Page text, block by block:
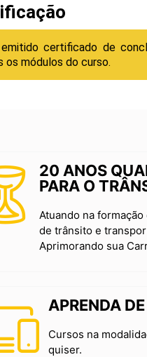
certificado de
os módulos do curso.
20 ANOS
PARA O
Atuando na
de trânsito e
Aprimorando sua
APRENDA
Cursos na
quiser.